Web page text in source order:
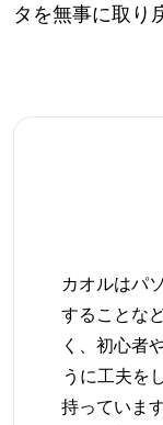
タを無事に取り
カオルはパ
することな
く、初心者
うに工夫を
持っていま